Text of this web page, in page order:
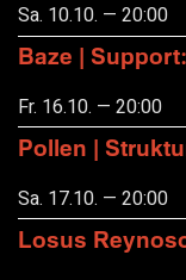
Sa. 10.10. — 20:00
Baze |
Fr. 16.10. — 20:00
Pollen |
Sa. 17.10. — 20:00
Losus